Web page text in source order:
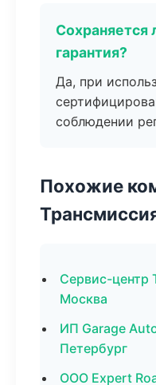
Сохраняется
гарантия?
Да, при
соблюдении
Похожие
Сервис-центр
Москва
ИП Garage
Петербург
ООО Expert